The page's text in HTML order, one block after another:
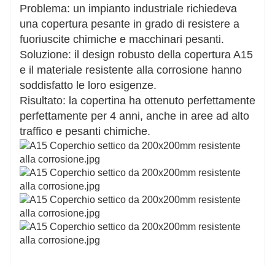
Problema: un impianto industriale richiedeva
una copertura pesante in grado di resistere a
fuoriuscite chimiche e macchinari pesanti.
Soluzione: il design robusto della copertura A15
e il materiale resistente alla corrosione hanno
soddisfatto le loro esigenze.
Risultato: la copertina ha ottenuto perfettamente
perfettamente per 4 anni, anche in aree ad alto
traffico e pesanti chimiche.